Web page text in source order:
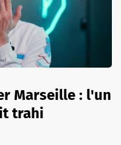
Marseille : l'un
trahi